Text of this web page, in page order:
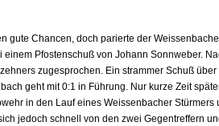
gute Chancen, doch parierte der
Pfostenschuß von Johann Sonnweber.
zugesprochen. Ein strammer Schuß über
geht mit 0:1 in Führung. Nur kurze Zeit
in den Lauf eines Weissenbacher Stürmers
jedoch schnell von den zwei Gegentreffern